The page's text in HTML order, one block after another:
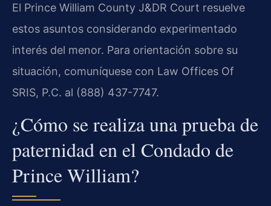
El Prince William County J&DR Court resuelve
estos asuntos considerando experimentado
interés del menor. Para orientación sobre su
situación, comuníquese con Law Offices Of
SRIS, P.C. al (888) 437-7747.
¿Cómo se realiza una prueba de
paternidad en el Condado de
Prince William?